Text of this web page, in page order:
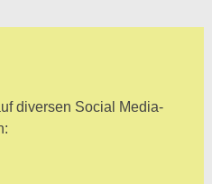
diversen Social Media-